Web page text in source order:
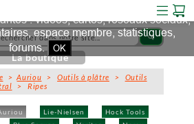
search
Lie-Nielsen
Hock Tools
La boutique
>Auriou >Outils à plâtre > Outils
> Ripes
qu'il utilise collectent des cookies pour
: vidéos, cartes, réseaux sociaux,
espace membre, statistiques,
forums. OK